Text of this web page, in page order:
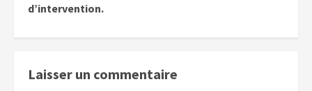
d’intervention.
Laisser un commentaire